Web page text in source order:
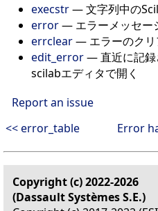
execstr— 文字列中の
error— エラーメッセー
errclear— エラーのクリ
edit_error— 直近に記録
scilabエディタで開く
Report an issue
<< error_table
Error
Copyright (c) 2022-2026
(Dassault Systèmes S.E.)